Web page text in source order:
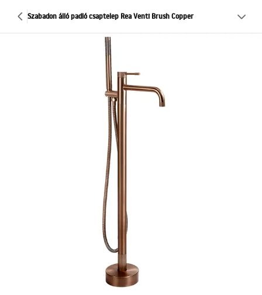
Szabadon álló padló csaptelep Rea Venti Brush Copper